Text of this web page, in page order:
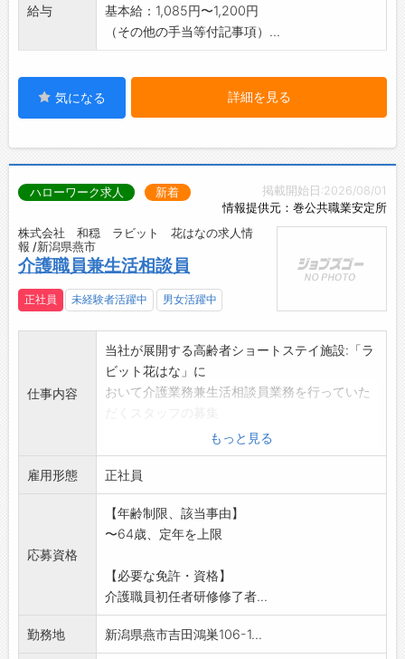
給与
基本給：1,085円〜1,200円
（その他の手当等付記事項）...
気になる 詳細を見る
掲載開始日:2026/08/01
情報提供元：巻公共職業安定所
ハローワーク求人 新着
株式会社 和穏 ラビット 花はなの求人情
報 /新潟県燕市
介護職員兼生活相談員
正社員 未経験者活躍中 男女活躍中
仕事内容
当社が展開する高齢者ショートステイ施設:「ラ
ビット花はな」に
おいて介護業務兼生活相談員業務を行っていた
・施設利用者のアセスメントやご契約業務
・介護計画書等の作成業務・請求業務
・入浴、食事、排泄などの生活介助及び支援
・利用者の送迎 等
*ショートステイの定員は32名・デイサービス
*応募前職場見学希望の方はハローワークへご相
談ください
変更範囲:変更なし
もっと見る
雇用形態 正社員
応募資格
【年齢制限、該当事由】
〜64歳、定年を上限
【必要な免許・資格】
介護職員初任者研修修了者...
勤務地 新潟県燕市吉田鴻巣106-1...